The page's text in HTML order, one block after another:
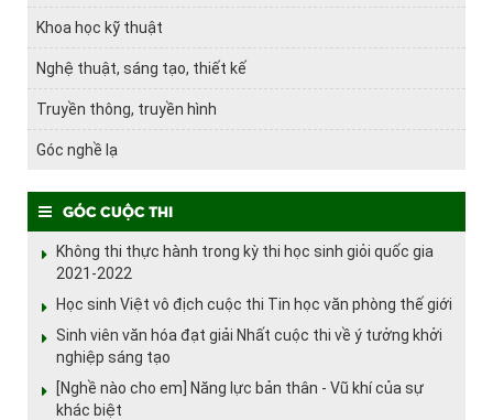
Khoa học kỹ thuật
Nghệ thuật, sáng tạo, thiết kế
Truyền thông, truyền hình
Góc nghề lạ
Góc cuộc thi
Không thi thực hành trong kỳ thi học sinh giỏi quốc gia
2021-2022
Học sinh Việt vô địch cuộc thi Tin học văn phòng thế giới
Sinh viên văn hóa đạt giải Nhất cuộc thi về ý tưởng khởi
nghiệp sáng tạo
[Nghề nào cho em] Năng lực bản thân - Vũ khí của sự
khác biệt